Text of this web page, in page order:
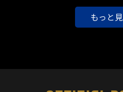
もっと